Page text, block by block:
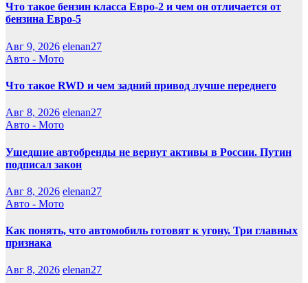
Что такое бензин класса Евро-2 и чем он отличается от
бензина Евро-5
Авг 9, 2026 elenan27
Авто - Мото
Что такое RWD и чем задний привод лучше переднего
Авг 8, 2026 elenan27
Авто - Мото
Ушедшие автобренды не вернут активы в России. Путин
подписал закон
Авг 8, 2026 elenan27
Авто - Мото
Как понять, что автомобиль готовят к угону. Три главных
признака
Авг 8, 2026 elenan27